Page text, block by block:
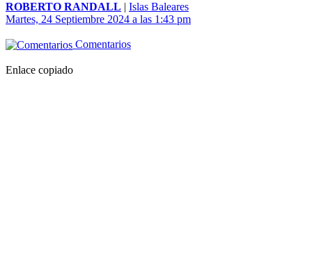
ROBERTO RANDALL | Islas Baleares
Martes, 24 Septiembre 2024 a las 1:43 pm
Comentarios
Enlace copiado